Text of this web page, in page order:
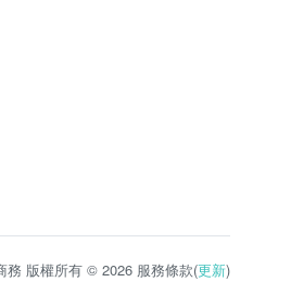
務 版權所有 © 2026 服務條款(更新)